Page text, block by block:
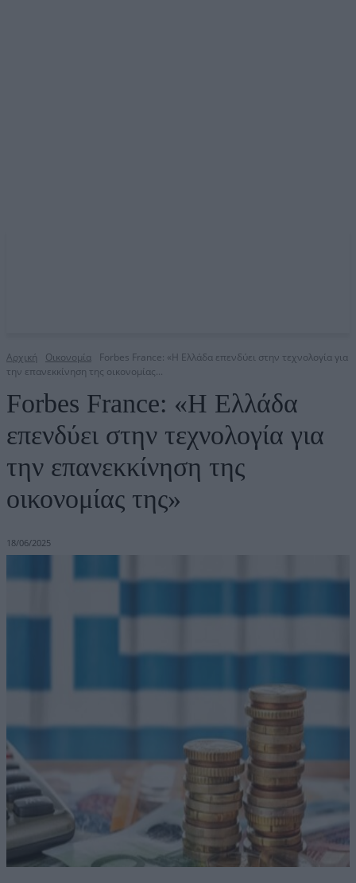
Αρχική Οικονομία
Forbes France: «Η Ελλάδα επενδύει στην τεχνολογία για
την επανεκκίνηση της οικονομίας...
Forbes France: «Η Ελλάδα
επενδύει στην τεχνολογία για
την επανεκκίνηση της
οικονομίας της»
18/06/2025